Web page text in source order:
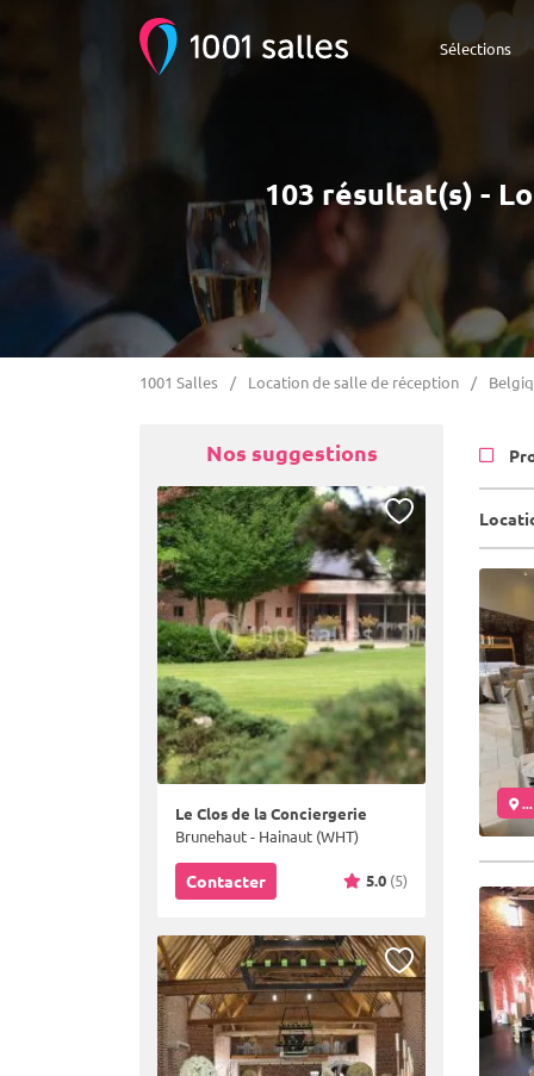
Sélections
103 résultat(s) -
1001 Salles Location de salle de réception
Nos suggestions
Le Clos de la Conciergerie
Brunehaut - Hainaut (WHT)
Contacter 5.0 (5)
...